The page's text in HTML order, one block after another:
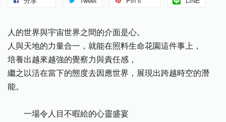
人的世界與宇宙世界之間的介面是心。
人與天地的力量合一，就能在照料生命花園這件事上，
培養出越來越強的覺察力與責任感，
繼之以活在當下的態度去因應世界，展現出跨越時空的潛
能。
一場令人目不暇給的心靈盛宴